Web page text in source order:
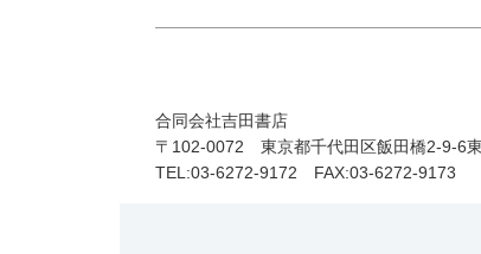
合同会社吉田書店
〒102-0072 東京都千代田区飯田橋2-9-6
TEL:03-6272-9172 FAX:03-6272-9173